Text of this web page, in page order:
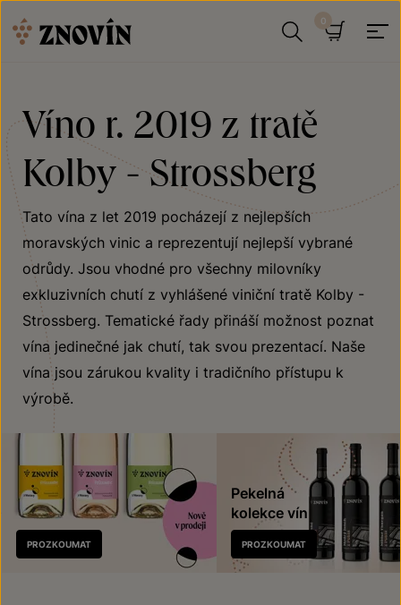
Víno r. 2019 z tratě
Kolby - Strossberg
Tato vína z let 2019 pocházejí z nejlepších
moravských vinic a reprezentují nejlepší vybrané
odrůdy. Jsou vhodné pro všechny milovníky
exkluzivních chutí z vyhlášené viniční tratě Kolby -
Strossberg. Tematické řady přináší možnost poznat
vína jedinečné jak chutí, tak svou prezentací. Naše
vína jsou zárukou kvality i tradičního přístupu k
výrobě.
Nově
v prodeji
PROZKOUMAT
Pekelná
kolekce vín
PROZKOUMAT